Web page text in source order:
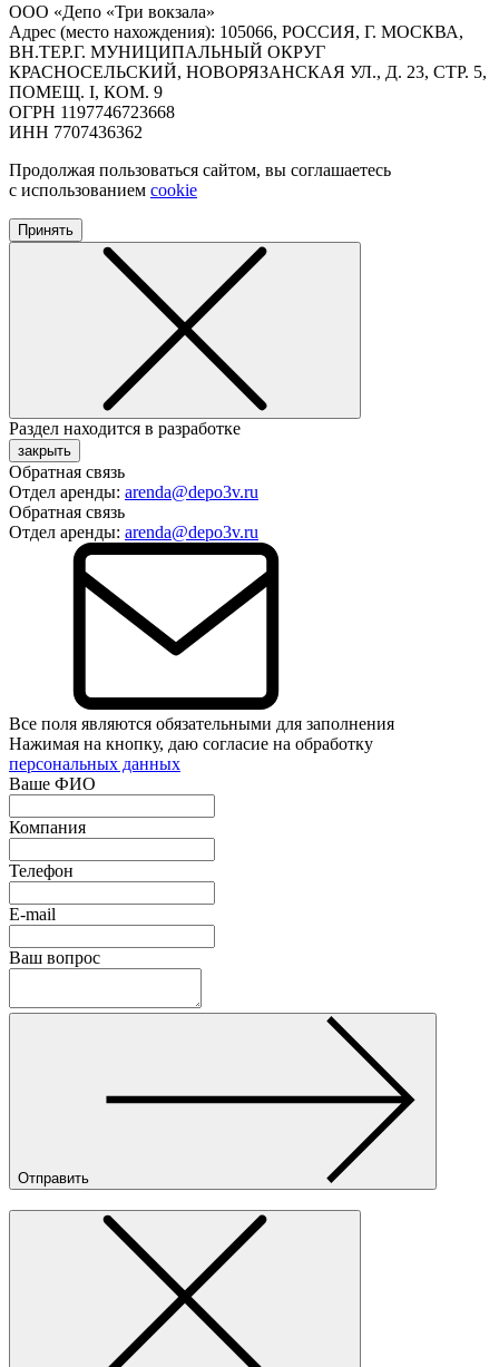
ООО «Депо «Три вокзала»
Адрес (место нахождения): 105066, РОССИЯ, Г. МОСКВА,
ВН.ТЕР.Г. МУНИЦИПАЛЬНЫЙ ОКРУГ
КРАСНОСЕЛЬСКИЙ, НОВОРЯЗАНСКАЯ УЛ., Д. 23, СТР. 5,
ПОМЕЩ. I, КОМ. 9
ОГРН 1197746723668
ИНН 7707436362
Продолжая пользоваться сайтом, вы соглашаетесь
с использованием cookie
Принять
Раздел находится в разработке
закрыть
Обратная связь
Отдел аренды: arenda@depo3v.ru
Обратная связь
Отдел аренды: arenda@depo3v.ru
Все поля являются обязательными для заполнения
Нажимая на кнопку, даю согласие на обработку
персональных данных
Ваше ФИО
Компания
Телефон
E-mail
Ваш вопрос
Отправить